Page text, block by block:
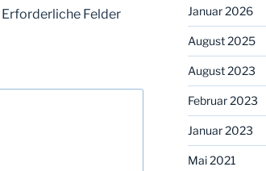
Erforderliche Felder
Januar 2026
August 2025
August 2023
Februar 2023
Januar 2023
Mai 2021